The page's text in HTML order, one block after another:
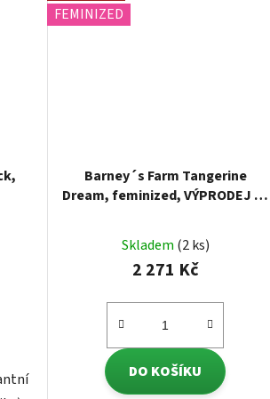
FEMINIZED
Barney´s Farm Tangerine
Dream, feminized, VÝPRODEJ 10
Skladem (2 ks)
2 271 Kč
DO KOŠÍKU